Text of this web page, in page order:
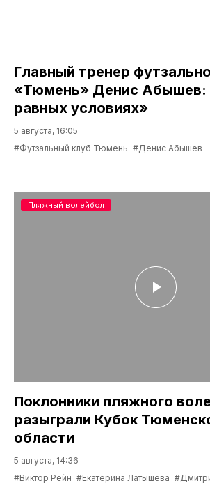
Главный тренер
«Тюмень» Денис Абышев:
равных условиях»
5 августа, 16:05
#Футзальный клуб Тюмень #Денис Абышев
Поклонники пляжного
разыграли Кубок
области
5 августа, 14:36
#Виктор Рейн #Екатерина Латышева
Пляжный волейбол